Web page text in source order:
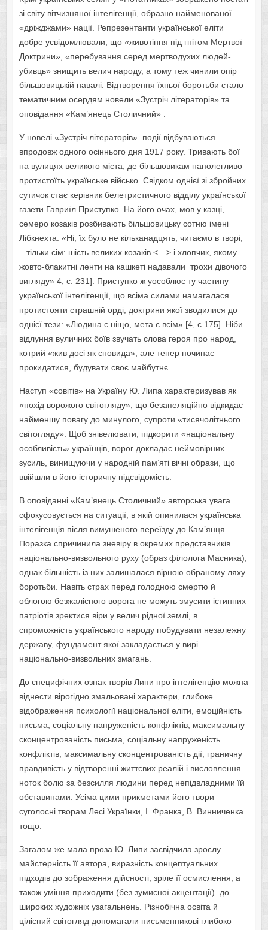
зі світу вітчизняної інтелігенції, образно найменованої
«дріжджами» нації. Репрезентанти української еліти
добре усвідомлювали, що «животіння під гнітом Мертвої
Доктрини», «перебування серед мертводухих людей-
убивць» знищить велич народу, а тому теж чинили опір
більшовицькій навалі. Відтворення їхньої боротьби стало
тематичним осердям новели «Зустріч літераторів» та
оповідання «Кам’янець Столичний» .
У новелі «Зустріч літераторів» події відбуваються
впродовж одного осіннього дня 1917 року. Тривають бої
на вулицях великого міста, де більшовикам наполегливо
протистоїть українське військо. Свідком однієї зі збройних
сутичок стає керівник белетристичного відділу української
газети Гавриїл Приступко. На його очах, мов у казці,
семеро козаків розбивають більшовицьку сотню імені
Лібкнехта. «Ні, їх було не кільканадцять, читаємо в творі,
– тільки сім: шість великих козаків <…> і хлопчик, якому
жовто-блакитні ленти на кашкеті надавали трохи дівочого
вигляду» 4, с. 231]. Приступко ж уособлює ту частину
української інтелігенції, що всіма силами намагалася
протистояти страшній орді, доктрини якої зводилися до
однієї тези: «Людина є ніщо, мета є всім» [4, с.175]. Ніби
відлуння вуличних боїв звучать слова героя про народ,
котрий «жив досі як сновида», але тепер починає
прокидатися, будувати своє майбутнє.
Наступ «совітів» на Україну Ю. Липа характеризував як
«похід ворожого світогляду», що безапеляційно відкидає
найменшу повагу до минулого, супроти «тисячолітнього
світогляду». Щоб знівелювати, підкорити «національну
особливість» українців, ворог докладає неймовірних
зусиль, винищуючи у народній пам’яті вічні образи, що
ввійшли в його історичну підсвідомість.
В оповіданні «Кам’янець Столичний» авторська увага
сфокусовується на ситуації, в якій опинилася українська
інтелігенція після вимушеного переїзду до Кам’янця.
Поразка спричинила зневіру в окремих представників
національно-визвольного руху (образ філолога Масника),
однак більшість із них залишалася вірною обраному ляху
боротьби. Навіть страх перед голодною смертю й
облогою безжалісного ворога не можуть змусити істинних
патріотів зректися віри у велич рідної землі, в
спроможність українського народу побудувати незалежну
державу, фундамент якої закладається у вирі
національно-визвольних змагань.
До специфічних ознак творів Липи про інтелігенцію можна
віднести вірогідно змальовані характери, глибоке
відображення психології національної еліти, емоційність
письма, соціальну напруженість конфліктів, максимальну
сконцентрованість письма, соціальну напруженість
конфліктів, максимальну сконцентрованість дії, граничну
правдивість у відтворенні життєвих реалій і висловлення
ноток болю за безсилля людини перед непідвладними їй
обставинами. Усіма цими прикметами його твори
суголосні творам Лесі Українки, І. Франка, В. Винниченка
тощо.
Загалом же мала проза Ю. Липи засвідчила зрослу
майстерність її автора, виразність концептуальних
підходів до зображення дійсності, зріле її осмислення, а
також уміння приходити (без зумисної акцентації) до
широких художніх узагальнень. Різнобічна освіта й
цілісний світогляд допомагали письменникові глибоко